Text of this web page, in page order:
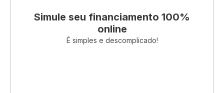
Simule seu financiamento 100%
online
É simples e descomplicado!